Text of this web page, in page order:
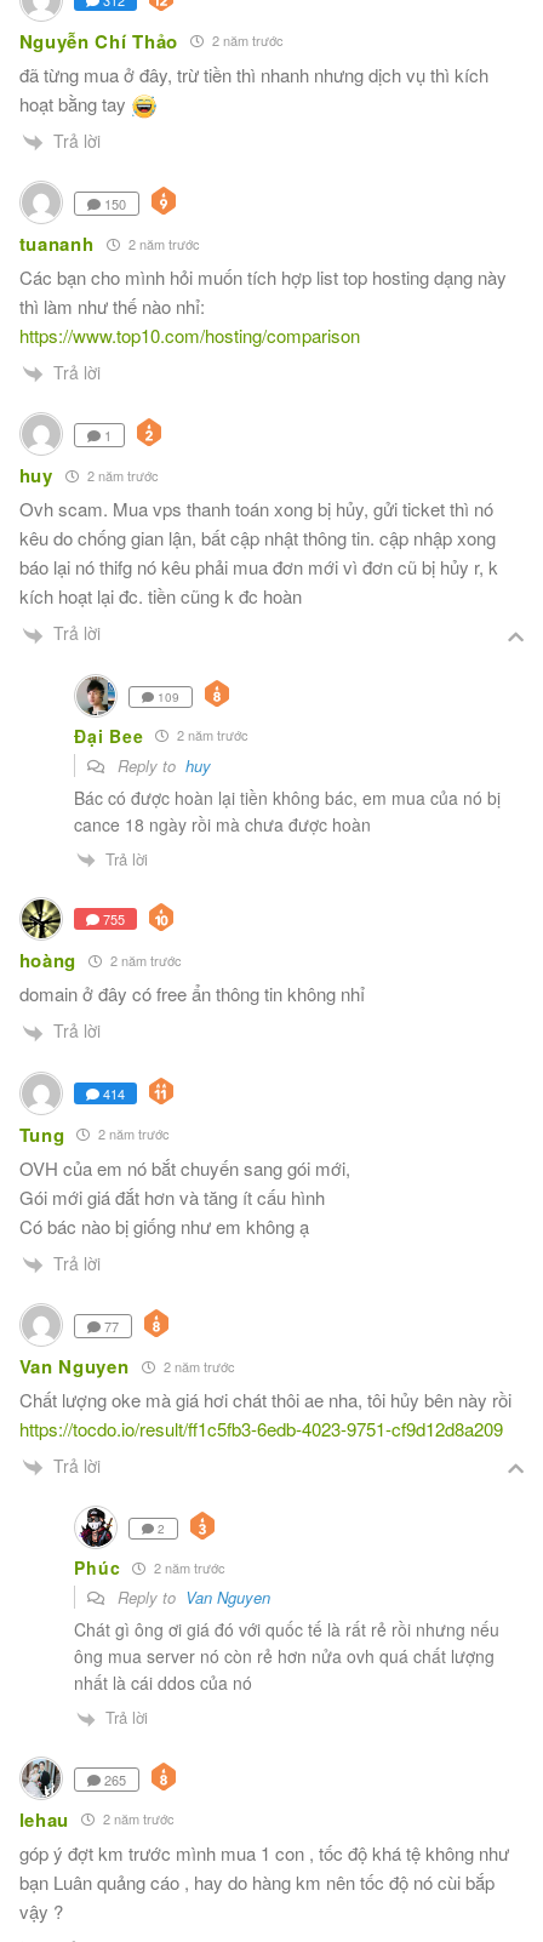
Nguyễn Chí Thảo 2 năm trước
đã từng mua ở đây, trừ tiền thì nhanh nhưng dịch vụ thì kích
hoạt bằng tay
Trả lời
150
tuananh 2 năm trước
Các bạn cho mình hỏi muốn tích hợp list top hosting dạng này
thì làm như thế nào nhỉ:
https://www.top10.com/hosting/comparison
Trả lời
1
huy 2 năm trước
Ovh scam. Mua vps thanh toán xong bị hủy, gửi ticket thì nó
kêu do chống gian lận, bất cập nhật thông tin. cập nhập xong
báo lại nó thifg nó kêu phải mua đơn mới vì đơn cũ bị hủy r, k
kích hoạt lại đc. tiền cũng k đc hoàn
Trả lời
109
Đại Bee 2 năm trước
Reply tohuy
Bác có được hoàn lại tiền không bác, em mua của nó bị
cance 18 ngày rồi mà chưa được hoàn
Trả lời
755
hoàng 2 năm trước
domain ở đây có free ẩn thông tin không nhỉ
Trả lời
414
Tung 2 năm trước
OVH của em nó bắt chuyến sang gói mới,
Gói mới giá đắt hơn và tăng ít cấu hình
Có bác nào bị giống như em không ạ
Trả lời
77
Van Nguyen 2 năm trước
Chất lượng oke mà giá hơi chát thôi ae nha, tôi hủy bên này rồi
https://tocdo.io/result/ff1c5fb3-6edb-4023-9751-cf9d12d8a209
Trả lời
2
Phúc 2 năm trước
Reply to Van Nguyen
Chát gì ông ơi giá đó với quốc tế là rất rẻ rồi nhưng nếu
ông mua server nó còn rẻ hơn nửa ovh quá chất lượng
nhất là cái ddos của nó
Trả lời
265
lehau 2 năm trước
góp ý đợt km trước mình mua 1 con , tốc độ khá tệ không như
bạn Luân quảng cáo , hay do hàng km nên tốc độ nó cùi bắp
vậy ?